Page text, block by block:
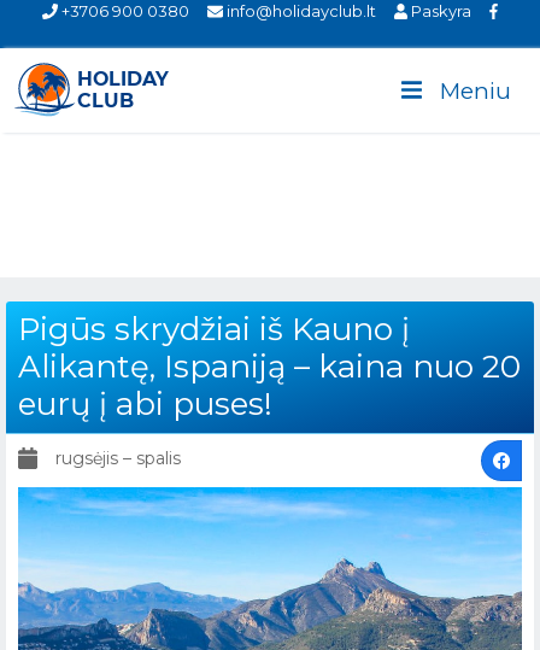
+3706 900 0380 info@holidayclub.lt Paskyra
Meniu
Pigūs skrydžiai iš Kauno į
Alikantę, Ispaniją – kaina nuo 20
eurų į abi puses!
rugsėjis – spalis